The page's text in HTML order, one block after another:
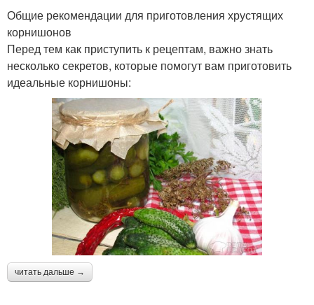
Общие рекомендации для приготовления хрустящих
корнишонов
Перед тем как приступить к рецептам, важно знать
несколько секретов, которые помогут вам приготовить
идеальные корнишоны:
читать дальше →